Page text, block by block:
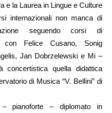
e la Laurea in Lingue e Culture
internazionali non manca di
seguendo corsi di
con Felice Cusano, Sonig
Jan Dobrzelewski e Mi –
concertistica quella didattica
di Musica “V. Bellini” di
– pianoforte – diplomato in